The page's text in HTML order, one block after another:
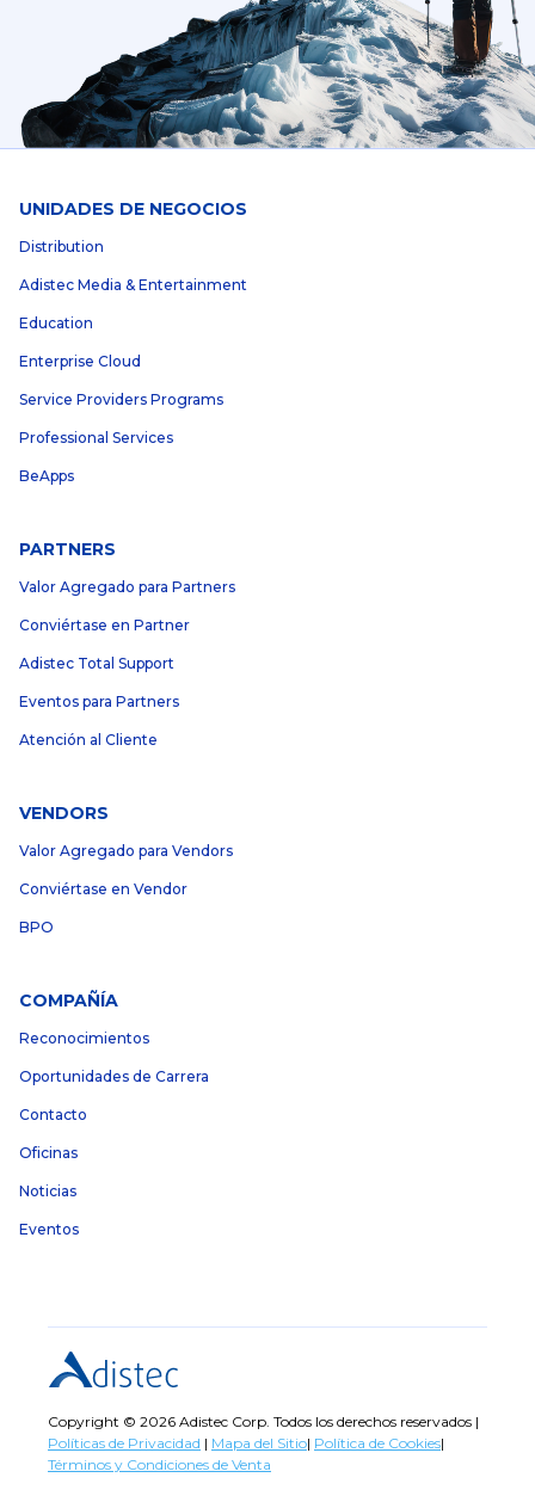
UNIDADES DE NEGOCIOS
Distribution
Adistec Media & Entertainment
Education
Enterprise Cloud
Service Providers Programs
Professional Services
BeApps
PARTNERS
Valor Agregado para Partners
Conviértase en Partner
Adistec Total Support
Eventos para Partners
Atención al Cliente
VENDORS
Valor Agregado para Vendors
Conviértase en Vendor
BPO
COMPAÑÍA
Reconocimientos
Oportunidades de Carrera
Contacto
Oficinas
Noticias
Eventos
Copyright © 2026 Adistec Corp. Todos los derechos reservados |
Políticas de Privacidad | Mapa del Sitio| Política de Cookies|
Términos y Condiciones de Venta